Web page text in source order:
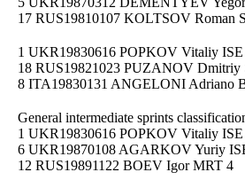
17 RUS19810107 KOLTSOV Roman
1 UKR19830616 POPKOV Vitaliy
18 RUS19821023 PUZANOV Dmitriy
8 ITA19830131 ANGELONI Adriano
General intermediate sprints
1 UKR19830616 POPKOV Vitaliy
6 UKR19870108 AGARKOV Yuriy
12 RUS19891122 BOEV Igor MRT 4